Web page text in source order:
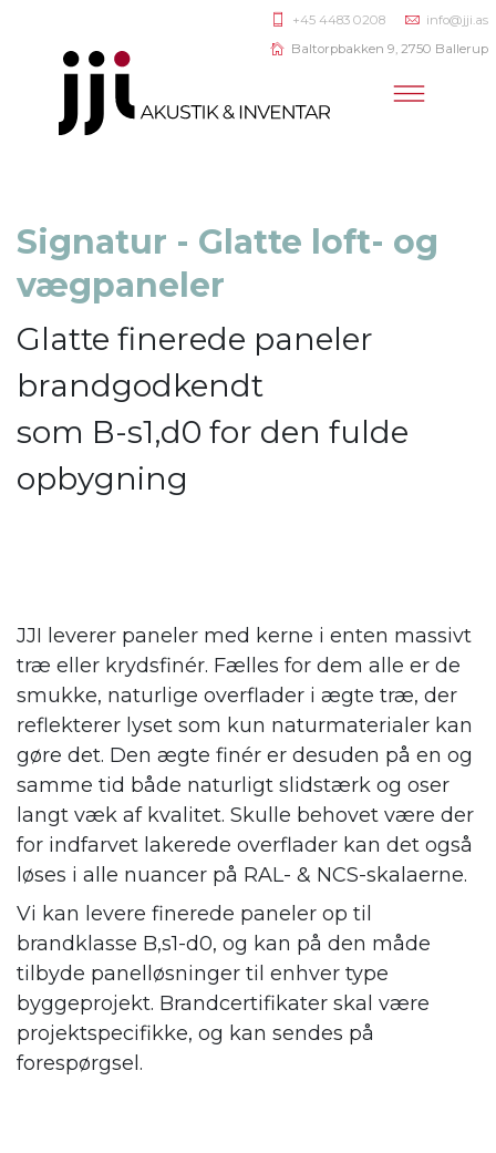
+45 4483 0208
info@jji.as
Baltorpbakken 9, 2750 Ballerup
Signatur - Glatte loft- og
vægpaneler
Glatte finerede paneler
brandgodkendt
som B-s1,d0 for den fulde
opbygning
JJI leverer paneler med kerne i enten massivt
træ eller krydsfinér. Fælles for dem alle er de
smukke, naturlige overflader i ægte træ, der
reflekterer lyset som kun naturmaterialer kan
gøre det. Den ægte finér er desuden på en og
samme tid både naturligt slidstærk og oser
langt væk af kvalitet. Skulle behovet være der
for indfarvet lakerede overflader kan det også
løses i alle nuancer på RAL- & NCS-skalaerne.
Vi kan levere finerede paneler op til
brandklasse B,s1-d0, og kan på den måde
tilbyde panelløsninger til enhver type
byggeprojekt. Brandcertifikater skal være
projektspecifikke, og kan sendes på
forespørgsel.